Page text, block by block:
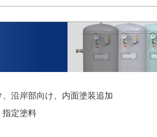
沿岸部向け、 内面塗装追加
指定塗料